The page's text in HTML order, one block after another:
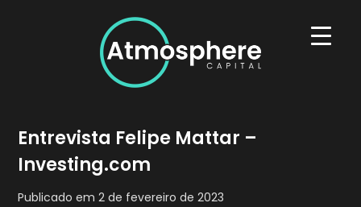
independente fundada em 2017 por profissionais
que fizeram suas carreiras em renomadas
instituições locais e internacionais.
Entrevista Felipe Mattar –
Investing.com
Publicado em2 de fevereiro de 2023